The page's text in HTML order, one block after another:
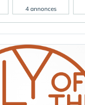
4 annonces